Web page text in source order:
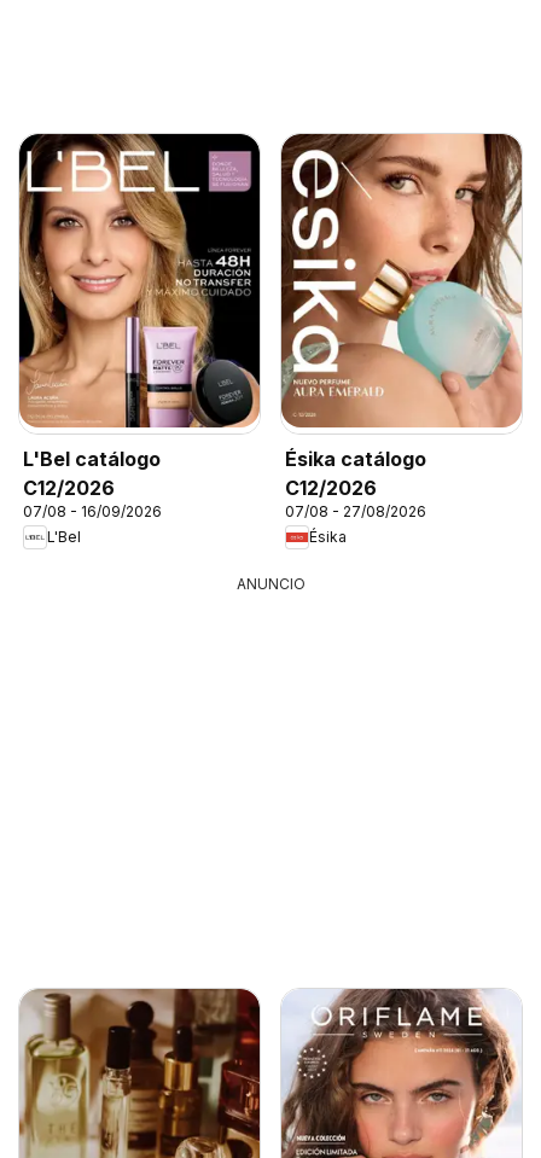
L'Bel catálogo
C12/2026
07/08 - 16/09/2026
L'Bel
Ésika catálogo
C12/2026
07/08 - 27/08/2026
Ésika
ANUNCIO